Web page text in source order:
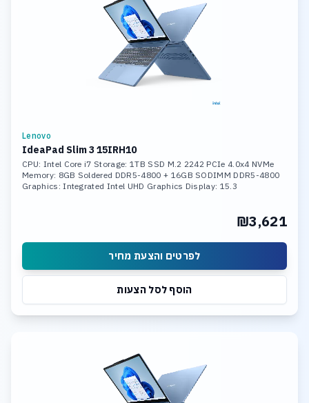
Lenovo
IdeaPad Slim 3 15IRH10
CPU: Intel Core i7 Storage: 1TB SSD M.2 2242 PCIe 4.0x4 NVMe
Memory: 8GB Soldered DDR5-4800 + 16GB SODIMM DDR5-4800
Graphics: Integrated Intel UHD Graphics Display: 15.3
₪3,621
לפרטים והצעת מחיר
הוסף לסל הצעות